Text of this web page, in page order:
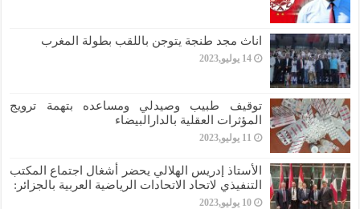
اناث مجد طنجة يتوجن باللقب بطولة المغرب
14 يوليو,2023
توقيف طبيب وصيدلي ومساعده بتهمة ترويج
المؤثرات العقلية بالدارالبيضاء
11 يوليو,2023
الأستاذ إدريس الهلالي يحضر أشغال اجتماع المكتب
التنفيذي لاتحاد الاتحادات الرياضية العربية بالجزائر:
10 يوليو,2023